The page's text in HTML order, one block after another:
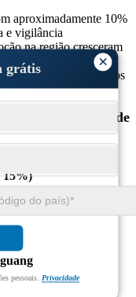
×
grátis
pessoais. Privacidade
aproximadamente 10%
e vigilância
na região cresceram
investimentos em
de campos
de módulos de
15%)